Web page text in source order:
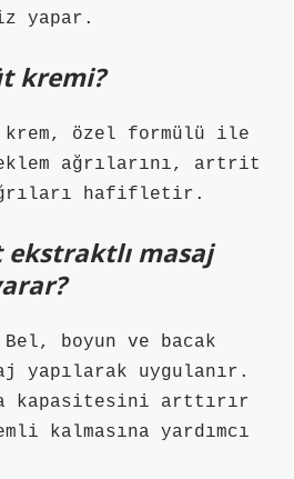
yapar.
kremi?
krem, özel formülü ile
ağrılarını, artrit
hafifletir.
ekstraktlı masaj
boyun ve bacak
yapılarak uygulanır.
kapasitesini arttırır
kalmasına yardımcı